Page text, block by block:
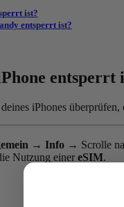
ist?
entsperrt ist?
entsperrt
iPhones
→ Info → Scrolle
Nutzung einer eSIM.